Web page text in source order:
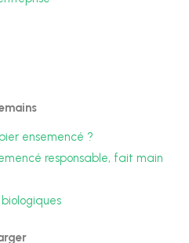
ensemencé ?
responsable, fait main